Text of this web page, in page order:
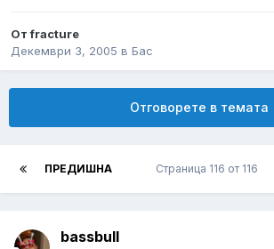
Отfracture
Декември 3, 2005 в Бас
Отговорете в темата
ПРЕДИШНА Страница 116 от 116
bassbull